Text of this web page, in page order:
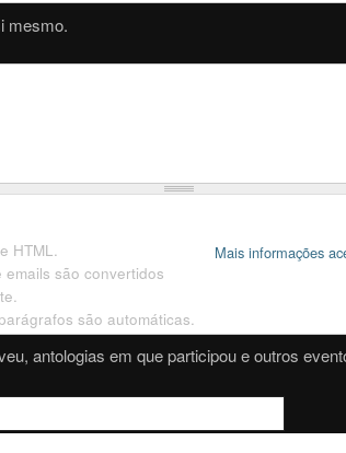
mesmo.
Mais informações
são convertidos
são automáticas.
antologias em que participou e outros